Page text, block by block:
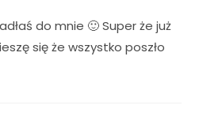
do mnie 🙂 Super że już
się że wszystko poszło